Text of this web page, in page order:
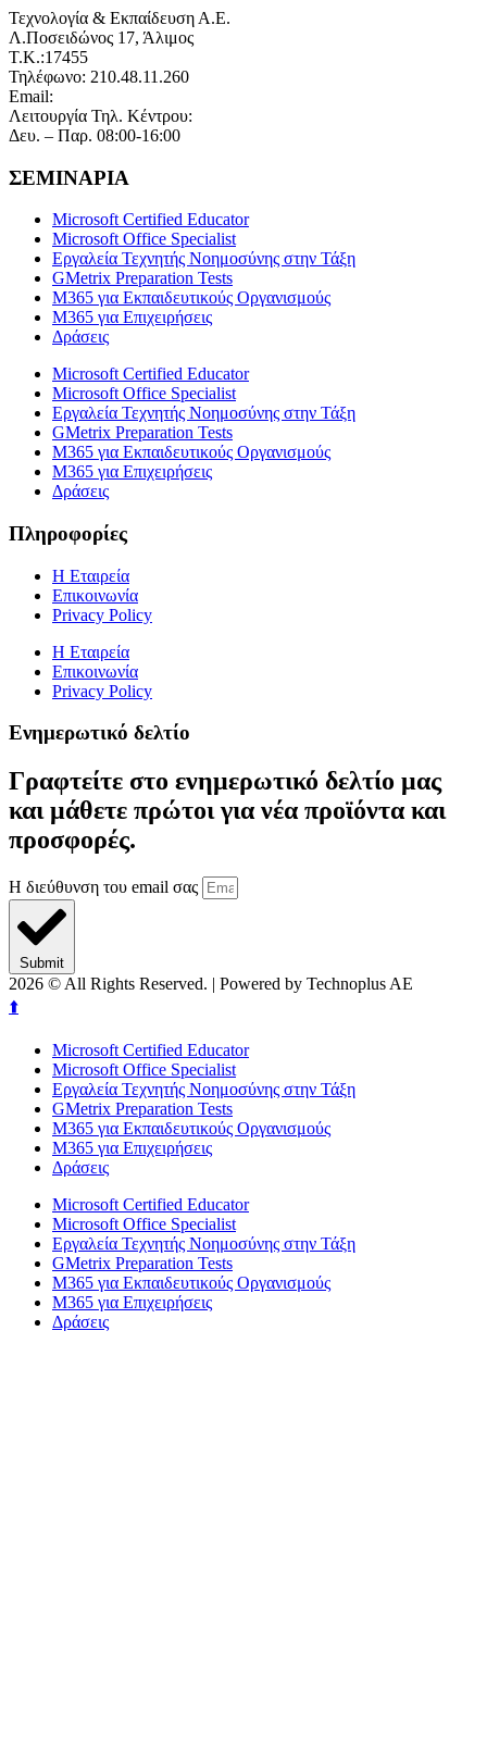
Τεχνολογία & Εκπαίδευση Α.Ε.
Λ.Ποσειδώνος 17, Άλιμος
Τ.Κ.:17455
Τηλέφωνο: 210.48.11.260
Email:
Λειτουργία Τηλ. Κέντρου:
Δευ. – Παρ. 08:00-16:00
ΣΕΜΙΝΑΡΙΑ
Microsoft Certified Educator
Microsoft Office Specialist
Εργαλεία Τεχνητής Νοημοσύνης στην Τάξη
GMetrix Preparation Tests
M365 για Εκπαιδευτικούς Οργανισμούς
M365 για Επιχειρήσεις
Δράσεις
Microsoft Certified Educator
Microsoft Office Specialist
Εργαλεία Τεχνητής Νοημοσύνης στην Τάξη
GMetrix Preparation Tests
M365 για Εκπαιδευτικούς Οργανισμούς
M365 για Επιχειρήσεις
Δράσεις
Πληροφορίες
Η Εταιρεία
Επικοινωνία
Privacy Policy
Η Εταιρεία
Επικοινωνία
Privacy Policy
Ενημερωτικό δελτίο
Γραφτείτε στο ενημερωτικό δελτίο μας
και μάθετε πρώτοι για νέα προϊόντα και
προσφορές.
Η διεύθυνση του email σας
Submit
2026 © All Rights Reserved. | Powered by Technoplus AE
⬆️
Microsoft Certified Educator
Microsoft Office Specialist
Εργαλεία Τεχνητής Νοημοσύνης στην Τάξη
GMetrix Preparation Tests
M365 για Εκπαιδευτικούς Οργανισμούς
M365 για Επιχειρήσεις
Δράσεις
Microsoft Certified Educator
Microsoft Office Specialist
Εργαλεία Τεχνητής Νοημοσύνης στην Τάξη
GMetrix Preparation Tests
M365 για Εκπαιδευτικούς Οργανισμούς
M365 για Επιχειρήσεις
Δράσεις